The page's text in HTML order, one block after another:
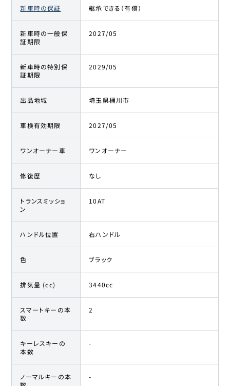
新車時の保証 継承できる（有償）
新車時の一般保
証期限
2027/05
新車時の特別保
証期限
2029/05
出品地域 埼玉県桶川市
車検有効期限 2027/05
ワンオーナー車 ワンオーナー
修復歴 なし
トランスミッショ
ン
10AT
ハンドル位置 右ハンドル
色 ブラック
排気量 (cc) 3440cc
スマートキーの本
数
2
キーレスキーの
本数
-
ノーマルキーの本
-